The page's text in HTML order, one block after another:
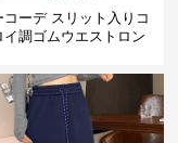
コーデ スリット入りコ
イ調ゴムウエストロン